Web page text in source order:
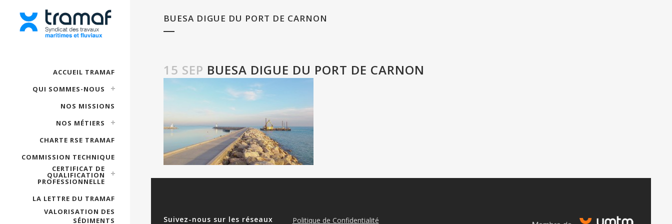
ACCUEIL TRAMAF
QUI SOMMES-NOUS
NOS MISSIONS
NOS MÉTIERS
CHARTE RSE TRAMAF
COMMISSION TECHNIQUE
CERTIFICAT DE
QUALIFICATION
PROFESSIONNELLE
LA LETTRE DU TRAMAF
VALORISATION DES
SÉDIMENTS
BUESA DIGUE DU PORT DE CARNON
15 SEP BUESA DIGUE DU PORT DE CARNON
Suivez-nous sur les réseaux
Politique de Confidentialité